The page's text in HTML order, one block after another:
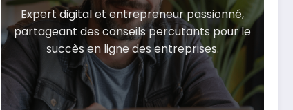
Expert digital et entrepreneur passionné,
partageant des conseils percutants pour le
succès en ligne des entreprises.